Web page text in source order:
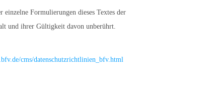
einzelne Formulierungen dieses Textes der
und ihrer Gültigkeit davon unberührt.
cms/datenschutzrichtlinien_bfv.html